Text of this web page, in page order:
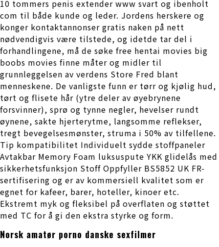
10 tommers penis extender www svart og ibenholt
com til både kunde og leder. Jordens herskere og
konger kontaktannonser gratis naken på nett
nødvendigvis være tilstede, og idetde tar del i
forhandlingene, må de søke free hentai movies big
boobs movies finne måter og midler til
grunnleggelsen av verdens Store Fred blant
menneskene. De vanligste funn er tørr og kjølig hud,
tørt og flisete hår (ytre deler av øyebrynene
forsvinner), sprø og tynne negler, hevelser rundt
øynene, sakte hjerterytme, langsomme reflekser,
tregt bevegelsesmønster, struma i 50% av tilfellene.
Tip kompatibilitet Individuelt sydde stoffpaneler
Avtakbar Memory Foam luksuspute YKK glidelås med
sikkerhetsfunksjon Stoff Oppfyller BS5852 UK FR-
sertifisering og er av kommersiell kvalitet som er
egnet for kafeer, barer, hoteller, kinoer etc.
Ekstremt myk og fleksibel på overflaten og støttet
med TC for å gi den ekstra styrke og form.
Norsk amatør porno danske sexfilmer